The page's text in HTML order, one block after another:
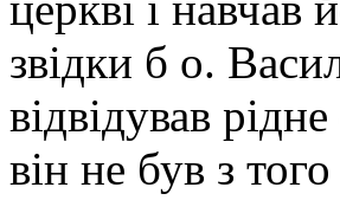
звідки б о.
відвідував
він не був з